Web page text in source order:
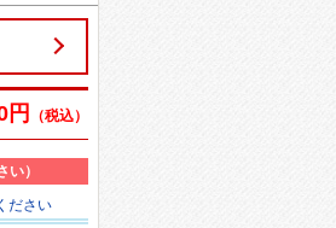
円 （税込）
）
ださい